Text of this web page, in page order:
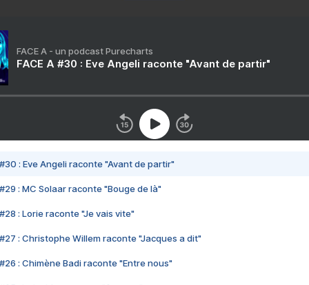
FACE A - un podcast Purecharts
FACE A #30 : Eve Angeli raconte "Avant de partir"
#30 : Eve Angeli raconte "Avant de partir"
#29 : MC Solaar raconte "Bouge de là"
#28 : Lorie raconte "Je vais vite"
#27 : Christophe Willem raconte "Jacques a dit"
#26 : Chimène Badi raconte "Entre nous"